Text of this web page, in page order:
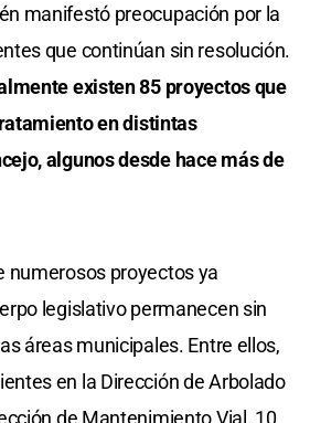
manifestó preocupación por la
que continúan sin resolución.
existen 85 proyectos que
en distintas
algunos desde hace más de
numerosos proyectos ya
legislativo permanecen sin
áreas municipales. Entre ellos,
en la Dirección de Arbolado
de Mantenimiento Vial, 10